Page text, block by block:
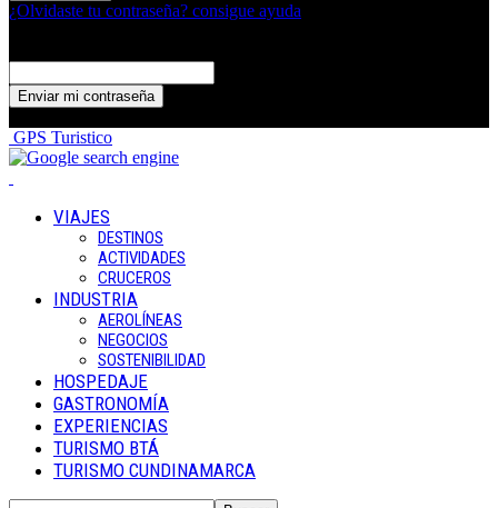
¿Olvidaste tu contraseña? consigue ayuda
GPS Turistico
VIAJES
DESTINOS
ACTIVIDADES
CRUCEROS
INDUSTRIA
AEROLÍNEAS
NEGOCIOS
SOSTENIBILIDAD
HOSPEDAJE
GASTRONOMÍA
EXPERIENCIAS
TURISMO BTÁ
TURISMO CUNDINAMARCA